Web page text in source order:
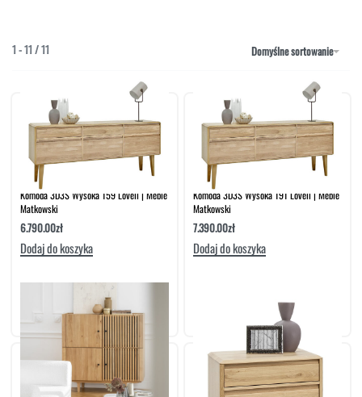
SOFY
SZAFKI I KOMODY
1 -11 /11 Domyślne sortowanie
Komoda 3D3S Wysoka 159 Lovell | Meble
Matkowski
6.790.00zł
Dodaj do koszyka
Komoda 3D3S Wysoka 191 Lovell | Meble
Matkowski
7.390.00zł
Dodaj do koszyka